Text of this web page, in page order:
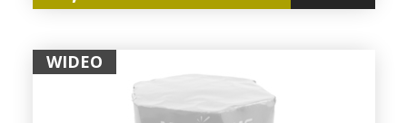
WIDEO